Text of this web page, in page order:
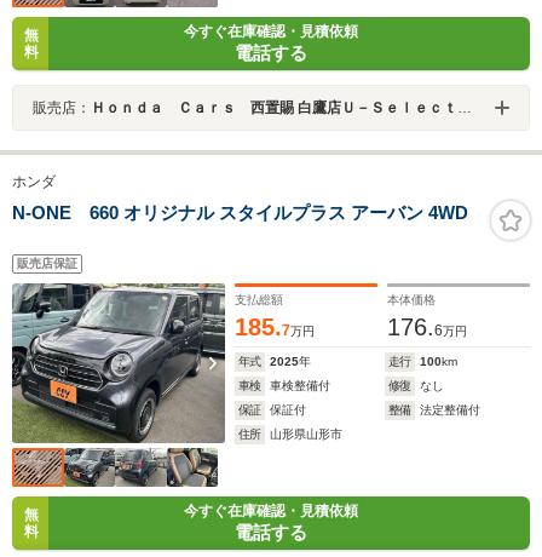
無
料
今すぐ在庫確認・見積依頼
電話する
販売店： Ｈｏｎｄａ Ｃａｒｓ 西置賜 白鷹店Ｕ－Ｓｅｌｅｃｔコーナー
ホンダ
N-ONE 660 オリジナル スタイルプラス アーバン 4WD
販売店保証
支払総額
185.7万円
本体価格
176.6万円
年式 2025年 走行 100km
車検
車検整備付 修復
なし
保証
保証付 整備
法定整備付
住所
山形県山形市
無
料
今すぐ在庫確認・見積依頼
電話する